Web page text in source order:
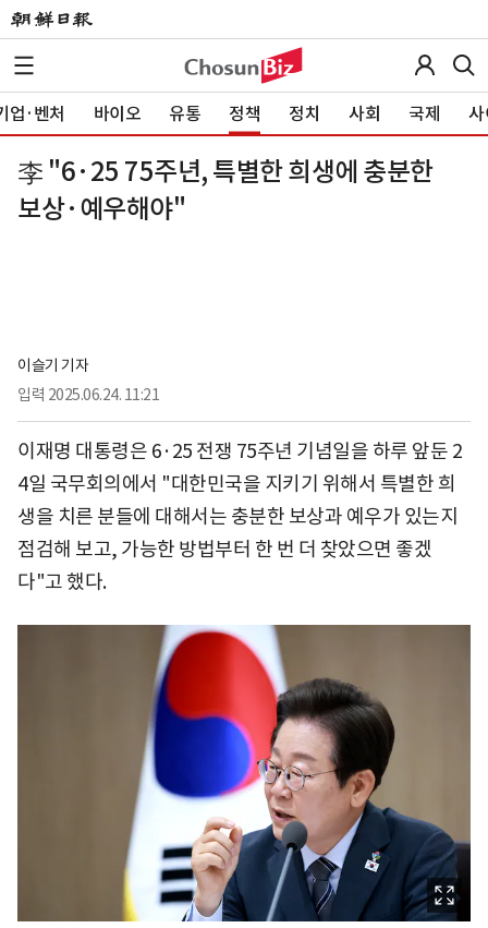
업·벤처 바이오 유통 정책 정치 사회 국제 사
李 "6·25 75주년, 특별한 희생에 충분한
보상·예우해야"
이슬기 기자
입력 2025.06.24. 11:21
이재명 대통령은 6·25 전쟁 75주년 기념일을 하루 앞둔 2
4일 국무회의에서 "대한민국을 지키기 위해서 특별한 희
생을 치른 분들에 대해서는 충분한 보상과 예우가 있는지
점검해 보고, 가능한 방법부터 한 번 더 찾았으면 좋겠
다"고 했다.